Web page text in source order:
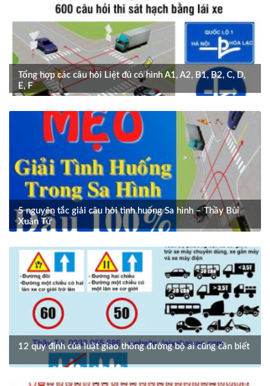
Tổng hợp các câu hỏi Liệt đủ có hình A1, A2, B1, B2, C, D,
E, F
5 nguyên tắc giải câu hỏi tình huống Sa hình – Thầy Bùi
Xuân Tứ
12 quy định của luật giao thông đường bộ ai cũng cần biết